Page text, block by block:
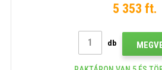
5 353 ft.
db